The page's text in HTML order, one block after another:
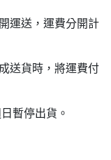
運送，運費分開計
送貨時，將運費付
暫停出貨。
２日內